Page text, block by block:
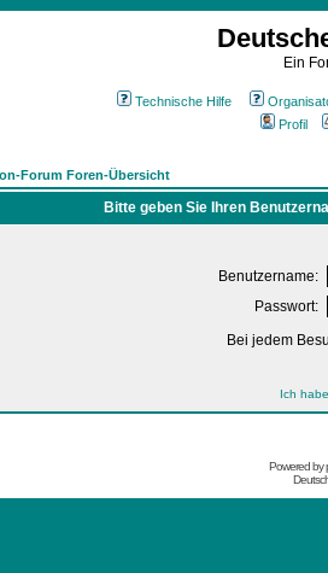
Ein
Technische Hilfe
Profil
Forum Foren-Übersicht
Bitte geben Sie Ihren
Benutzername:
Passwort:
Bei jedem
Ich
Powered by